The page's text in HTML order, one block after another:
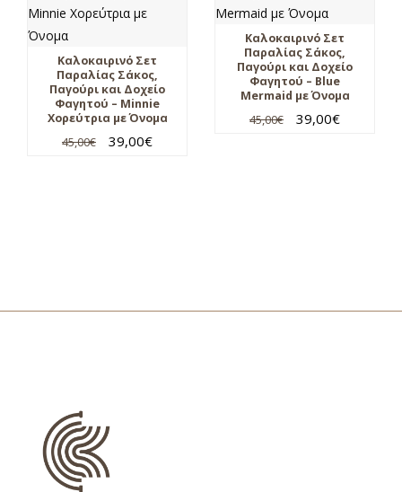
Καλοκαιρινό Σετ
Παραλίας Σάκος,
Παγούρι και Δοχείο
Φαγητού – Minnie
Χορεύτρια με Όνομα
45,00€ 39,00€
Καλοκαιρινό Σετ
Παραλίας Σάκος,
Παγούρι και Δοχείο
Φαγητού – Blue
Mermaid με Όνομα
45,00€ 39,00€